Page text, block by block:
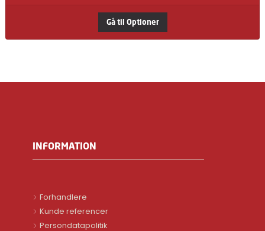
Gå til Optioner
INFORMATION
Forhandlere
Kunde referencer
Persondatapolitik